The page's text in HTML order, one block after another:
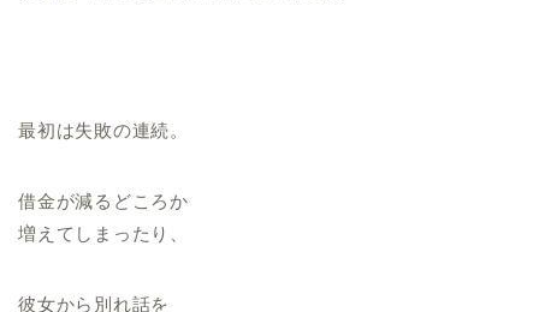
最初は失敗の連続。
借金が減るどころか
増えてしまったり、
彼女から別れ話を